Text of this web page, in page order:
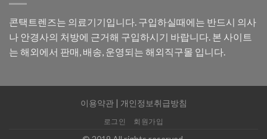
콘택트렌즈는 의료기기입니다. 구입하실때에는 반드시 의사
나 안경사의 처방에 근거해 구입하시기 바랍니다. 본 사이트
는 해외에서 판매, 배송, 운영되는 해외직구몰 입니다.
이용약관| 개인정보취급방침
로그인 회원가입